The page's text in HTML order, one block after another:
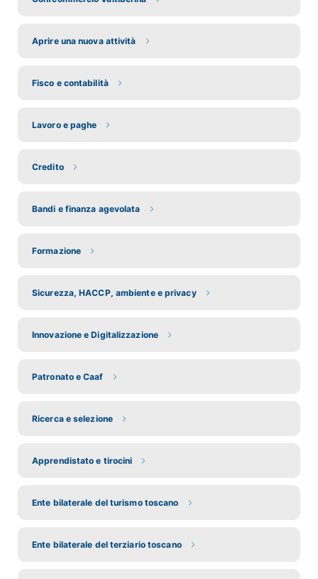
Aprire una nuova attività
Fisco e contabilità
Lavoro e paghe
Credito
Bandi e finanza agevolata
Formazione
Sicurezza, HACCP, ambiente e privacy
Innovazione e Digitalizzazione
Patronato e Caaf
Ricerca e selezione
Apprendistato e tirocini
Ente bilaterale del turismo toscano
Ente bilaterale del terziario toscano